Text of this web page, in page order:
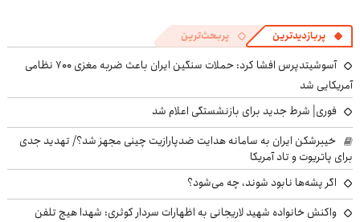
پربازدیدترین پربحث‌ترین
آسوشیتدپرس افشا کرد: حملات سنگین ایران باعث ضربه مغزی ۷۰۰ نظامی
آمریکایی شد
فوری| شرط جدید برای بازنشستگی اعلام شد
خیبرشکن ایران به سامانه هدایت ضدپارازیت چینی مجهز شد؟/ تهدید جدی
برای پاتریوت و تاد آمریکا
اگر پشه‌ها نابود شوند، چه می‌شود؟
واکنش خانواده شهید لاریجانی به اظهارات سردار کوثری: شهدا هیچ تلفن